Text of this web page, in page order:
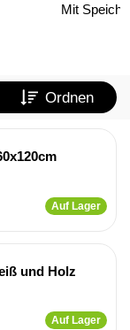
Mit
Ordnen
Auf Lager
und Holz
Auf Lager